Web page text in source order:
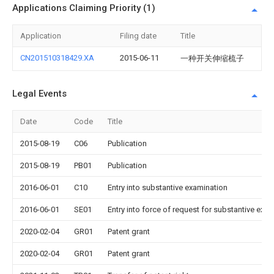
Applications Claiming Priority (1)
Application Filing date Title
CN201510318429.XA 2015-06-11 一种开关伸缩梳子
Legal Events
Date Code Title
2015-08-19 C06 Publication
2015-08-19 PB01 Publication
2016-06-01 C10 Entry into substantive examination
2016-06-01 SE01 Entry into force of request for substantive
2020-02-04 GR01 Patent grant
2020-02-04 GR01 Patent grant